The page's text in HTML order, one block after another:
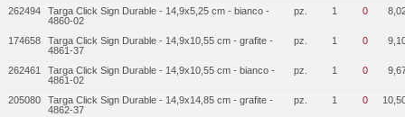
262494
Targa Click Sign Durable - 14,9x5,25 cm - bianco -
4860-02
pz. 1 0
174658
Targa Click Sign Durable - 14,9x10,55 cm - grafite -
4861-37
pz. 1 0
262461
Targa Click Sign Durable - 14,9x10,55 cm - bianco -
4861-02
pz. 1 0
205080
Targa Click Sign Durable - 14,9x14,85 cm - grafite -
4862-37
pz. 1 0